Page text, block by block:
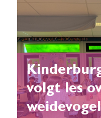
volgt les